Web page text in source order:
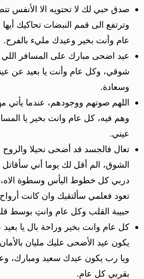
صدق حبي لك لا تحتويه الا الأنفس
وترتفع الى قمم النبضات تحاكيك أيها
عام وأنت بخير وعيدك مليء بالفرح.
عيد اضحى مبارك على المسافر اللي
شوقي، وكل عام وأنت يا بعيد عن
وسعادة.
اللهم صوتهم ووجودهم، عندما يأتي
وهم فيه، كل عام وانت بخير يا
عيني.
تعال فالجسد قد أضحى نحيلا والروح
الشوق، الم أقل لك يوما أني
دربي كل خطوط اليأس وسطوة
تعود فعلمي سألتقيك وان كانت
حبيبة القلب وكل عام وانتِ بوسط
كل عام وانت بخير وراحة بال يا
يكون عيد الأضحى عليك مليان
ويا رب يكون عيدك سعيد ومبارك،
بقربي كل عام.